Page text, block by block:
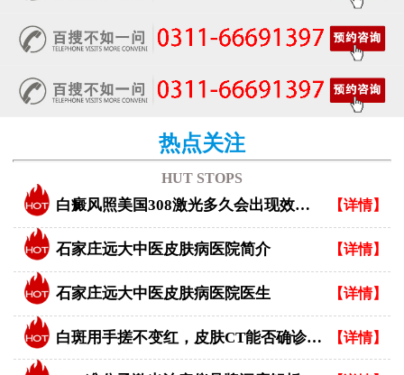
热点关注
HUT STOPS
白癜风照美国308激光多久会出现效果？ 【详情】
石家庄远大中医皮肤病医院简介 【详情】
石家庄远大中医皮肤病医院医生 【详情】
白斑用手搓不变红，皮肤CT能否确诊白癜风？ 【详情】